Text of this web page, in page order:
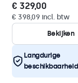
€ 329,00
€ 398,09 incl. btw
Bekijken
Langdurige
beschikbaarheid